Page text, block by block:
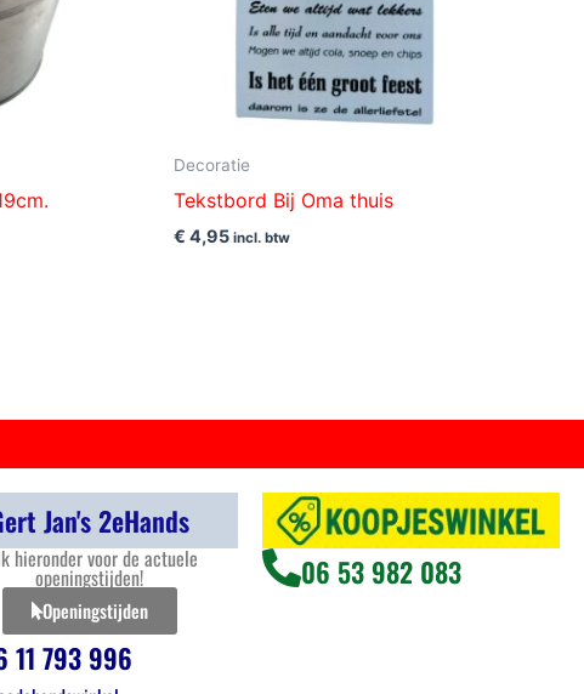
Decoratie
Tekstbord Bij Oma thuis
€ 4,95 incl. btw
Jan's 2eHands
hieronder voor de actuele
openingstijden!
Openingstijden
11 793 996
06 53 982 083